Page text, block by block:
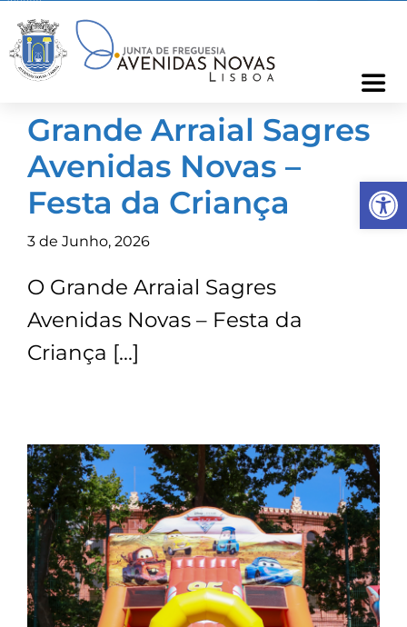
content
Freguesia
Cartão Freguês
Informações
Notícias
TRANSPARÊNCIA
Grande Arraial Sagres
Avenidas Novas –
Festa da Criança
3 de Junho, 2026
O Grande Arraial Sagres
Avenidas Novas – Festa da
Criança […]